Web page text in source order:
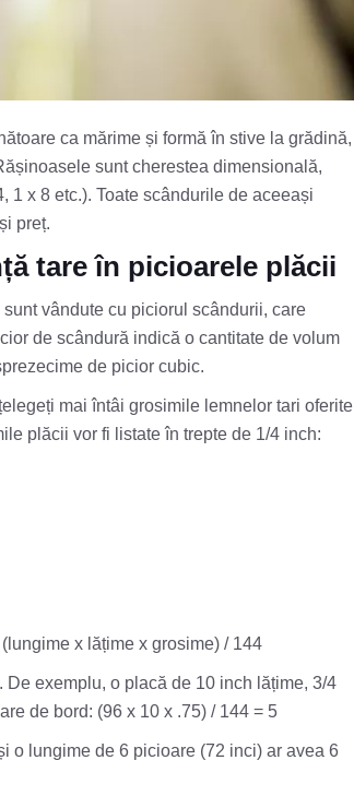
ca mărime și formă în stive la grădină,
sunt cherestea dimensională,
1 x 8 etc.). Toate scândurile de aceeași
preț.
tare în picioarele plăcii
vândute cu piciorul scândurii, care
de scândură indică o cantitate de volum
de picior cubic.
mai întâi grosimile lemnelor tari oferite
plăcii vor fi listate în trepte de 1/4 inch:
x lățime x grosime) / 144
exemplu, o placă de 10 inch lățime, 3/4
de bord: (96 x 10 x .75) / 144 = 5
o lungime de 6 picioare (72 inci) ar avea 6